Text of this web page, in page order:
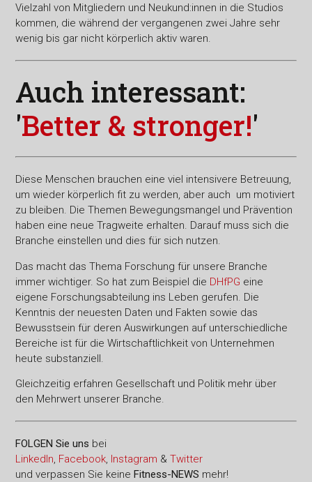
Vielzahl von Mitgliedern und Neukund:innen in die Studios
kommen, die während der vergangenen zwei Jahre sehr
wenig bis gar nicht körperlich aktiv waren.
Auch interessant:
'Better & stronger!'
Diese Menschen brauchen eine viel intensivere Betreuung,
um wieder körperlich fit zu werden, aber auch um motiviert
zu bleiben. Die Themen Bewegungsmangel und Prävention
haben eine neue Tragweite erhalten. Darauf muss sich die
Branche einstellen und dies für sich nutzen.
Das macht das Thema Forschung für unsere Branche
immer wichtiger. So hat zum Beispiel die DHfPG eine
eigene Forschungsabteilung ins Leben gerufen. Die
Kenntnis der neuesten Daten und Fakten sowie das
Bewusstsein für deren Auswirkungen auf unterschiedliche
Bereiche ist für die Wirtschaftlichkeit von Unternehmen
heute substanziell.
Gleichzeitig erfahren Gesellschaft und Politik mehr über
den Mehrwert unserer Branche.
FOLGEN Sie uns bei
LinkedIn, Facebook, Instagram &Twitter
und verpassen Sie keineFitness-NEWS mehr!